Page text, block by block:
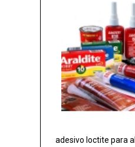
adesivo loctite para